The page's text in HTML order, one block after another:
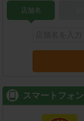
店舗名
スマートフォン